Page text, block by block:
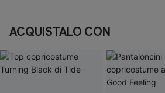
ACQUISTALO CON